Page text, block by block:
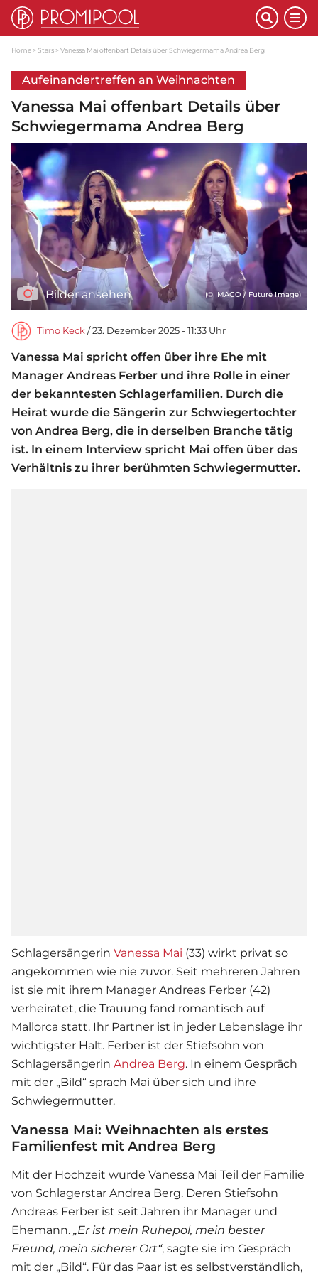
Home Stars Vanessa Mai offenbart Details über Schwiegermama Andrea Berg
Aufeinandertreffen an Weihnachten
Vanessa Mai offenbart Details über
Schwiegermama Andrea Berg
Bilder ansehen (© IMAGO / Future Image)
Timo Keck / 23. Dezember 2025 - 11:33 Uhr
Vanessa Mai spricht offen über ihre Ehe mit
Manager Andreas Ferber und ihre Rolle in einer
der bekanntesten Schlagerfamilien. Durch die
Heirat wurde die Sängerin zur Schwiegertochter
von Andrea Berg, die in derselben Branche tätig
ist. In einem Interview spricht Mai offen über das
Verhältnis zu ihrer berühmten Schwiegermutter.
Schlagersängerin Vanessa Mai (33) wirkt privat so
angekommen wie nie zuvor. Seit mehreren Jahren
ist sie mit ihrem Manager Andreas Ferber (42)
verheiratet, die Trauung fand romantisch auf
Mallorca statt. Ihr Partner ist in jeder Lebenslage ihr
wichtigster Halt. Ferber ist der Stiefsohn von
Schlagersängerin Andrea Berg. In einem Gespräch
mit der „Bild“ sprach Mai über sich und ihre
Schwiegermutter.
Vanessa Mai: Weihnachten als erstes
Familienfest mit Andrea Berg
Mit der Hochzeit wurde Vanessa Mai Teil der Familie
von Schlagerstar Andrea Berg. Deren Stiefsohn
Andreas Ferber ist seit Jahren ihr Manager und
Ehemann. „Er ist mein Ruhepol, mein bester
Freund, mein sicherer Ort“, sagte sie im Gespräch
mit der „Bild“. Für das Paar ist es selbstverständlich,